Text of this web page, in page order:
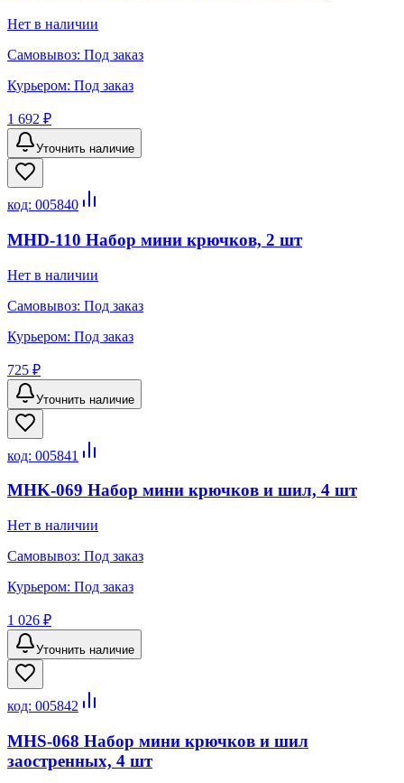
Нет в наличии
Самовывоз: Под заказ
Курьером: Под заказ
1 692 ₽
Уточнить наличие
код: 005840
MHD-110 Набор мини крючков, 2 шт
Нет в наличии
Самовывоз: Под заказ
Курьером: Под заказ
725 ₽
Уточнить наличие
код: 005841
MHK-069 Набор мини крючков и шил, 4 шт
Нет в наличии
Самовывоз: Под заказ
Курьером: Под заказ
1 026 ₽
Уточнить наличие
код: 005842
MHS-068 Набор мини крючков и шил
заостренных, 4 шт